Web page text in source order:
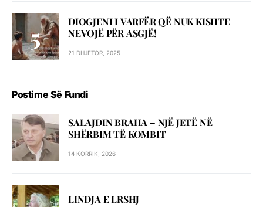
DIOGJENI I VARFËR QË NUK KISHTE
NEVOJË PËR ASGJË!
21 DHJETOR, 2025
Postime Së Fundi
SALAJDIN BRAHA – NJЁ JETЁ NЁ
SHЁRBIM TЁ KOMBIT
14 KORRIK, 2026
LINDJA E LRSHJ